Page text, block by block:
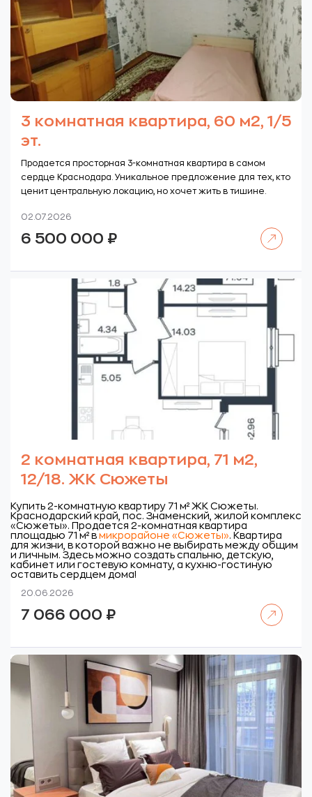
3 комнатная квартира, 60 м2, 1/5
эт.
Продается просторная 3-комнатная квартира в самом
сердце Краснодара. Уникальное предложение для тех, кто
ценит центральную локацию, но хочет жить в тишине.
02.07.2026
6 500 000 ₽
2 комнатная квартира, 71 м2,
12/18. ЖК Сюжеты
Купить 2-комнатную квартиру 71 м² ЖК Сюжеты.
Краснодарский край, пос. Знаменский, жилой комплекс
«Сюжеты». Продается 2-комнатная квартира
площадью 71 м² в микрорайоне «Сюжеты». Квартира
для жизни, в которой важно не выбирать между общим
и личным. Здесь можно создать спальню, детскую,
кабинет или гостевую комнату, а кухню-гостиную
оставить сердцем дома!
20.06.2026
7 066 000 ₽